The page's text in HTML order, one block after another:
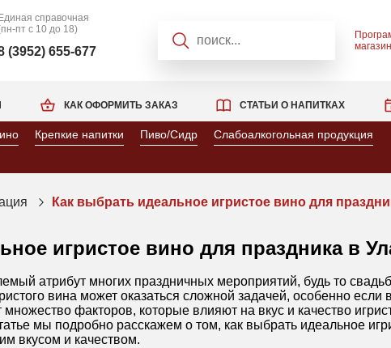
Единая справочная
пт с 10 до 18)
(3952) 655-677
КАК ОФОРМИТЬ ЗАКАЗ СТАТЬИ О НАПИТКАХ
Крепкие напитки Пиво/Сидр
Слабоалкогольная продукция
Как выбрать идеальное игристое вино для
игристое вино для праздника в
атрибут многих праздничных мероприятий, будь то
вина может оказаться сложной задачей, особенно
факторов, которые влияют на вкус и качество
мы подробно расскажем о том, как выбрать идеальное
вкусом и качеством.